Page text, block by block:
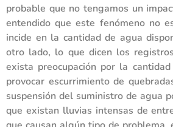
probable que no tengamos un
entendido que este fenómeno no
incide en la cantidad de agua
otro lado, lo que dicen los
exista preocupación por la
provocar escurrimiento de
suspensión del suministro de agua
que existan lluvias intensas de